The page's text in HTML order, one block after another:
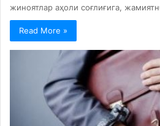
жиноятлар аҳоли соғлиғига,
Read More »